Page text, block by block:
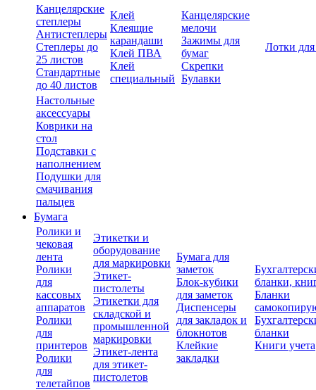
Канцелярские
степлеры
Антистеплеры
Степлеры до
25 листов
Стандартные
до 40 листов
Клей
Клеящие
карандаши
Клей ПВА
Клей
специальный
Канцелярские
мелочи
Зажимы для
бумаг
Скрепки
Булавки
Лотки
Настольные
аксессуары
Коврики на
стол
Подставки с
наполнением
Подушки для
смачивания
пальцев
Бумага
Ролики и
чековая
лента
Ролики
для
кассовых
аппаратов
Ролики
для
принтеров
Ролики
для
телетайпов
Этикетки и
оборудование
для маркировки
Этикет-
пистолеты
Этикетки для
складской и
промышленной
маркировки
Этикет-лента
для этикет-
пистолетов
Бумага для
заметок
Блок-кубики
для заметок
Диспенсеры
для закладок и
блокнотов
Клейкие
закладки
бланки,
Бланки
бланки
Книги учета